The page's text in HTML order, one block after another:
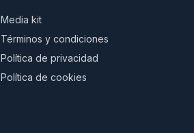
Media kit
Términos y condiciones
Política de privacidad
Política de cookies